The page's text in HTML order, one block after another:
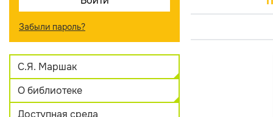
Забыли пароль?
С.Я. Маршак
О библиотеке
Доступная среда